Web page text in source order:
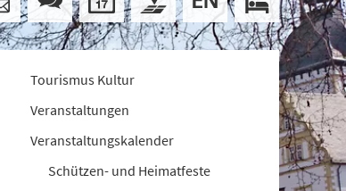
Tourismus Kultur
Veranstaltungen
Veranstaltungskalender
Schützen- und Heimatfeste